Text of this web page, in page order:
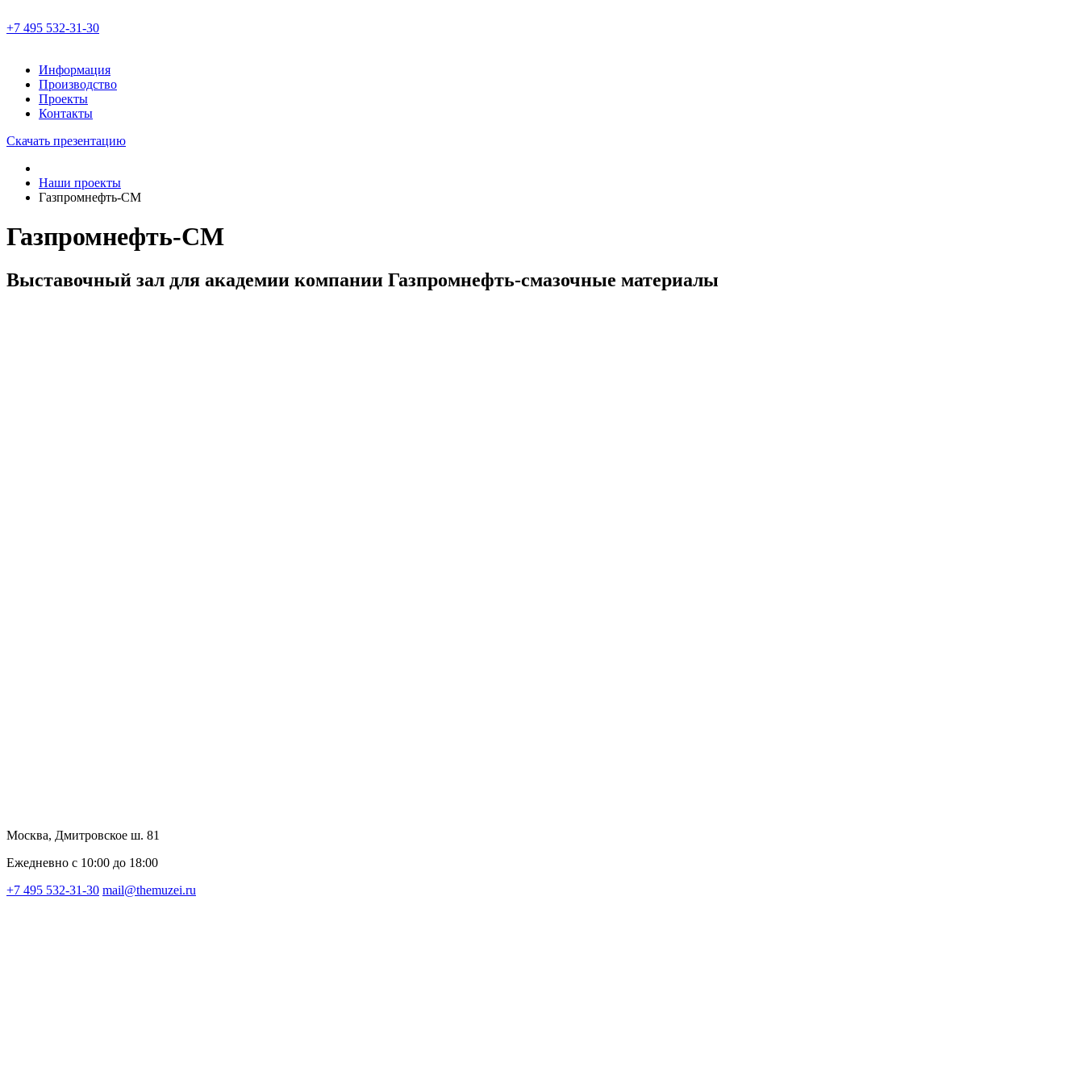
+7 495 532-31-30
Информация
Производство
Проекты
Контакты
Скачать презентацию
Наши проекты
Газпромнефть-СМ
Газпромнефть-СМ
Выставочный зал для академии компании Газпромнефть-смазочные материалы
Москва, Дмитровское ш. 81
Ежедневно с 10:00 до 18:00
+7 495 532-31-30 mail@themuzei.ru